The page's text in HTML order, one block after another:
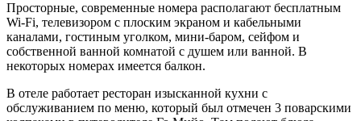
Просторные, современные номера располагают бесплатным
Wi-Fi, телевизором с плоским экраном и кабельными
каналами, гостиным уголком, мини-баром, сейфом и
собственной ванной комнатой с душем или ванной. В
некоторых номерах имеется балкон.
В отеле работает ресторан изысканной кухни с
обслуживанием по меню, который был отмечен 3 поварскими